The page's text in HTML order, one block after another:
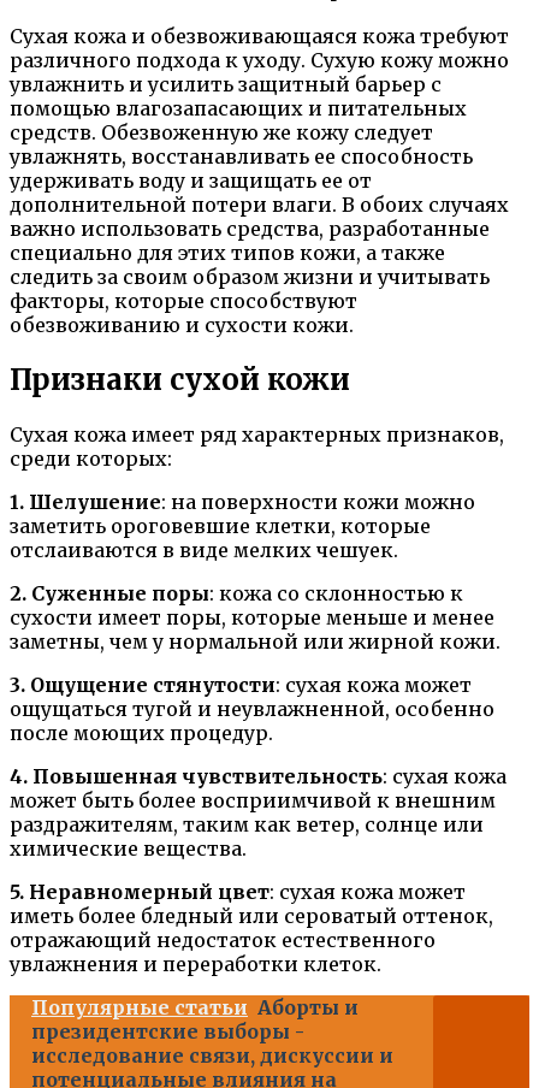
Сухая кожа и обезвоживающаяся кожа требуют
различного подхода к уходу. Сухую кожу можно
увлажнить и усилить защитный барьер с
помощью влагозапасающих и питательных
средств. Обезвоженную же кожу следует
увлажнять, восстанавливать ее способность
удерживать воду и защищать ее от
дополнительной потери влаги. В обоих случаях
важно использовать средства, разработанные
специально для этих типов кожи, а также
следить за своим образом жизни и учитывать
факторы, которые способствуют
обезвоживанию и сухости кожи.
Признаки сухой кожи
Сухая кожа имеет ряд характерных признаков,
среди которых:
1. Шелушение: на поверхности кожи можно
заметить ороговевшие клетки, которые
отслаиваются в виде мелких чешуек.
2. Суженные поры: кожа со склонностью к
сухости имеет поры, которые меньше и менее
заметны, чем у нормальной или жирной кожи.
3. Ощущение стянутости: сухая кожа может
ощущаться тугой и неувлажненной, особенно
после моющих процедур.
4. Повышенная чувствительность: сухая кожа
может быть более восприимчивой к внешним
раздражителям, таким как ветер, солнце или
химические вещества.
5. Неравномерный цвет: сухая кожа может
иметь более бледный или сероватый оттенок,
отражающий недостаток естественного
увлажнения и переработки клеток.
Популярные статьи Аборты и
президентские выборы -
исследование связи, дискуссии и
потенциальные влияния на